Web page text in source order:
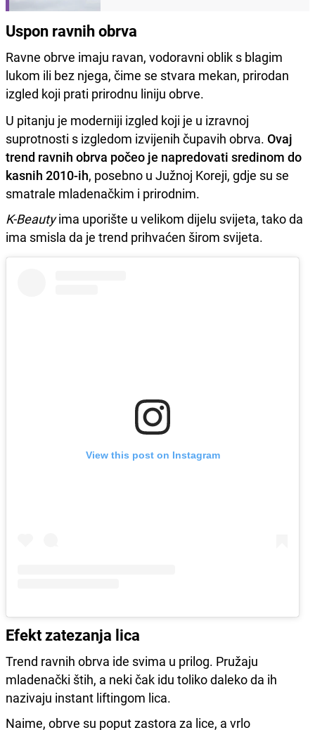
Uspon ravnih obrva
Ravne obrve imaju ravan, vodoravni oblik s blagim
lukom ili bez njega, čime se stvara mekan, prirodan
izgled koji prati prirodnu liniju obrve.
U pitanju je moderniji izgled koji je u izravnoj
suprotnosti s izgledom izvijenih čupavih obrva. Ovaj
trend ravnih obrva počeo je napredovati sredinom do
kasnih 2010-ih, posebno u Južnoj Koreji, gdje su se
smatrale mladenačkim i prirodnim.
K-Beautyima uporište u velikom dijelu svijeta, tako da
ima smisla da je trend prihvaćen širom svijeta.
View this post on Instagram
Efekt zatezanja lica
Trend ravnih obrva ide svima u prilog. Pružaju
mladenački štih, a neki čak idu toliko daleko da ih
nazivaju instant liftingom lica.
Naime, obrve su poput zastora za lice, a vrlo